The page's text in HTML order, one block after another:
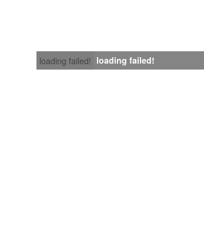
loading failed! loading failed!